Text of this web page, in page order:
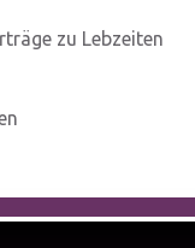
zu Lebzeiten